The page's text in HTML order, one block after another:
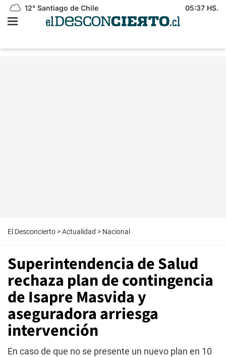
12° Santiago de Chile 05:37 HS.
El Desconcierto >Actualidad > Nacional
Superintendencia de Salud
rechaza plan de contingencia
de Isapre Masvida y
aseguradora arriesga
intervención
En caso de que no se presente un nuevo plan en 10